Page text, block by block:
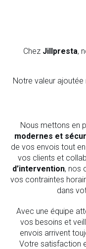
Chez Jillpresta,
Notre valeur
Nous mettons en
modernes et
de vos envois tout
vos clients et
d’intervention, nos
vos contraintes
dans
Avec une équipe
vos besoins et
envois arrivent
Votre satisfaction